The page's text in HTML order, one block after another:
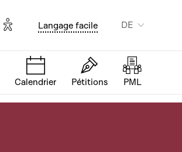
Options d'accessibilité
Langage facile DE
Calendrier Pétitions PML